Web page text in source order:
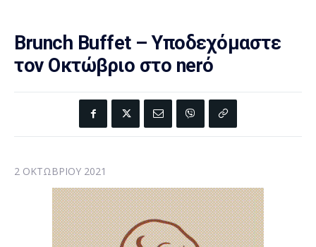
Brunch Buffet – Υποδεχόμαστε
τον Οκτώβριο στο nerό
2 ΟΚΤΩΒΡΊΟΥ 2021